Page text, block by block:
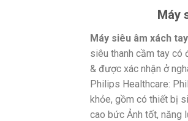
Máy
Máy siêu âm xách
siêu thanh cầm tay có
& được xác nhận ở
Philips Healthcare:
khỏe, gồm có thiết bị
cao bức Ảnh tốt, năng